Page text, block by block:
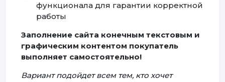
функционала для гарантии корректной
работы
Заполнение сайта конечным текстовым и
графическим контентом покупатель
выполняет самостоятельно!
Вариант подойдет всем тем, кто хочет